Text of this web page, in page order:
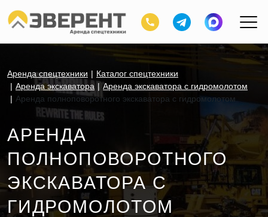
Аренда спецтехники
Каталог спецтехники
Аренда экскаватора
Аренда экскаватора с гидромолотом
Аренда полноповоротного экскаватора с гидромолотом
АРЕНДА
ПОЛНОПОВОРОТНОГО
ЭКСКАВАТОРА С
ГИДРОМОЛОТОМ